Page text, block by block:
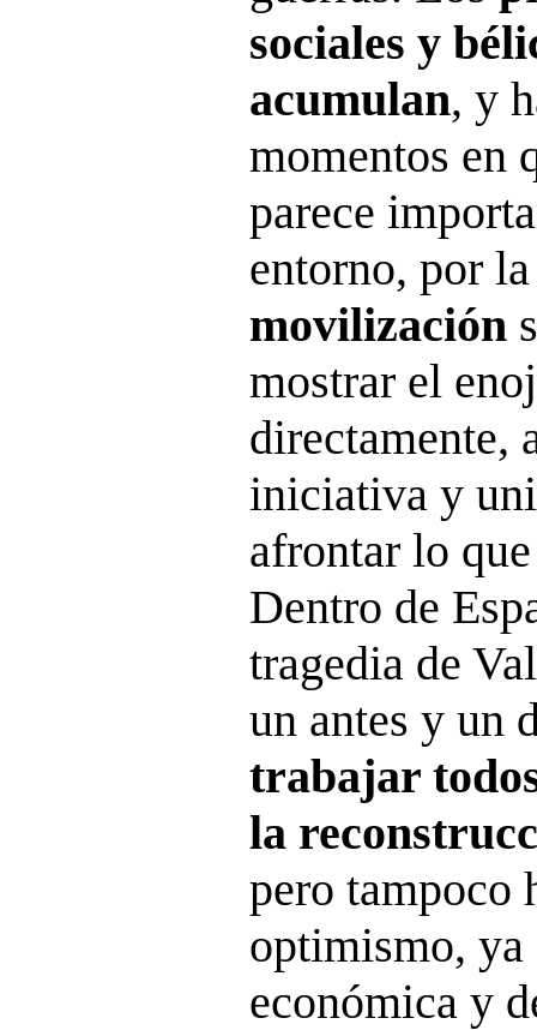
sociales y
acumulan, y
momentos en
parece
entorno, por
movilización
mostrar el
directamente,
iniciativa y
afrontar lo
Dentro de
tragedia de
un antes y un
trabajar
la
pero tampoco
optimismo,
económica y